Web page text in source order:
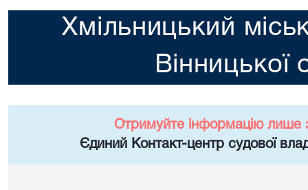
Хмільницький
Вінницької
Отримуйте інформацію лише
Єдиний Контакт-центр судової